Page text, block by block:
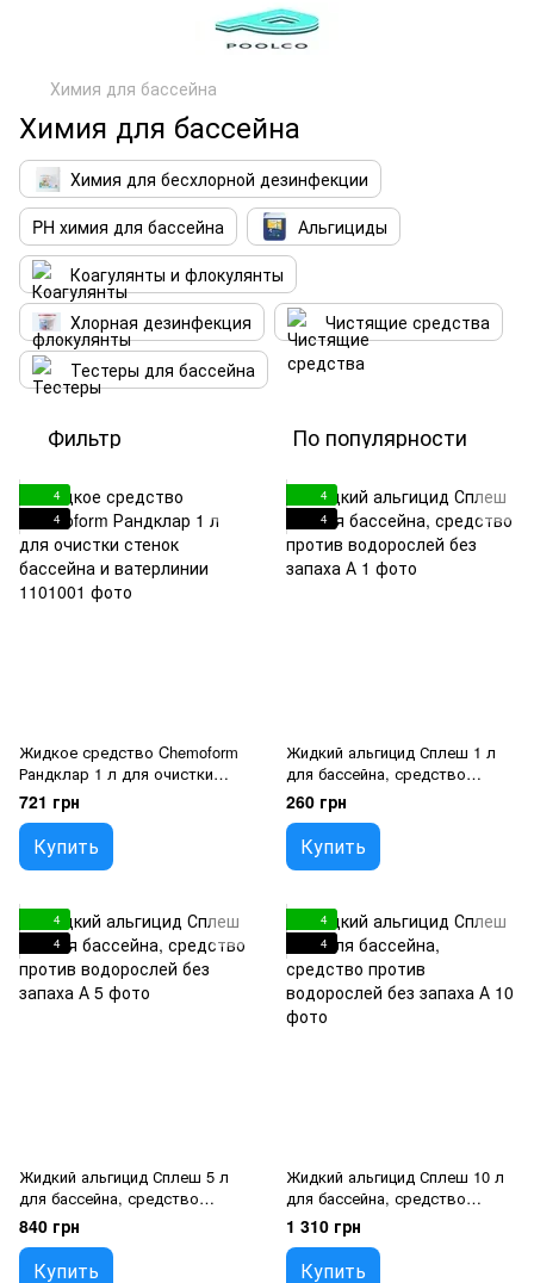
Химия для бассейна
Химия для бассейна
Химия для бесхлорной дезинфекции
PH химия для бассейна
Альгициды
Коагулянты и флокулянты
Хлорная дезинфекция
Чистящие средства
Тестеры для бассейна
Фильтр По популярности
4
4
Жидкое средство Chemoform
Рандклар 1 л для очистки
стенок бассейна и ватерлинии
721 грн
Купить
4
4
Жидкий альгицид Сплеш 1 л
для бассейна, средство
против водорослей без
запаха
260 грн
Купить
4
4
Жидкий альгицид Сплеш 5 л
для бассейна, средство
против водорослей без
запаха
840 грн
Купить
4
4
Жидкий альгицид Сплеш 10 л
для бассейна, средство
против водорослей без
запаха
1 310 грн
Купить